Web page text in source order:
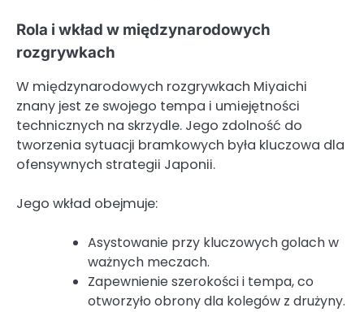
Rola i wkład w międzynarodowych
rozgrywkach
W międzynarodowych rozgrywkach Miyaichi
znany jest ze swojego tempa i umiejętności
technicznych na skrzydle. Jego zdolność do
tworzenia sytuacji bramkowych była kluczowa dla
ofensywnych strategii Japonii.
Jego wkład obejmuje:
Asystowanie przy kluczowych golach w
ważnych meczach.
Zapewnienie szerokości i tempa, co
otworzyło obrony dla kolegów z drużyny.